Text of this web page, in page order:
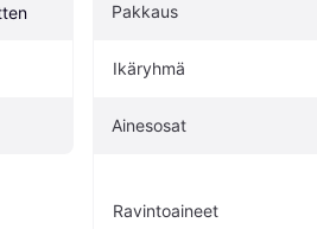
Pakkaus
Ikäryhmä
Ainesosat
Ravintoaineet